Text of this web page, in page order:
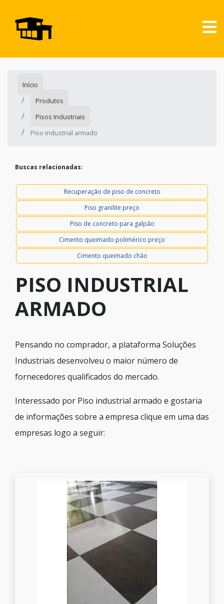
Início
Produtos
Pisos Industriais
Piso industrial armado
Buscas relacionadas:
Recuperação de piso de concreto
Piso granilite preço
Piso de concreto para galpão
Cimento queimado polimérico preço
Cimento queimado chão
PISO INDUSTRIAL
ARMADO
Pensando no comprador, a plataforma Soluções
Industriais desenvolveu o maior número de
fornecedores qualificados do mercado.
Interessado por Piso industrial armado e gostaria
de informações sobre a empresa clique em uma das
empresas logo a seguir: